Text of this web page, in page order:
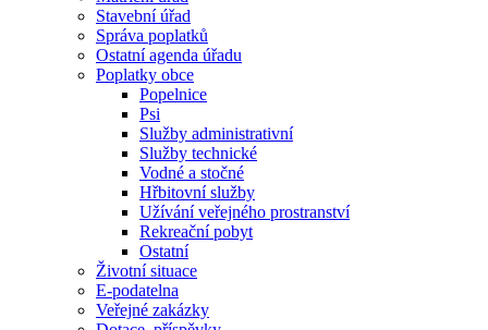
Stavební úřad
Správa poplatků
Ostatní agenda úřadu
Poplatky obce
Popelnice
Psi
Služby administrativní
Služby technické
Vodné a stočné
Hřbitovní služby
Užívání veřejného prostranství
Rekreační pobyt
Ostatní
Životní situace
E-podatelna
Veřejné zakázky